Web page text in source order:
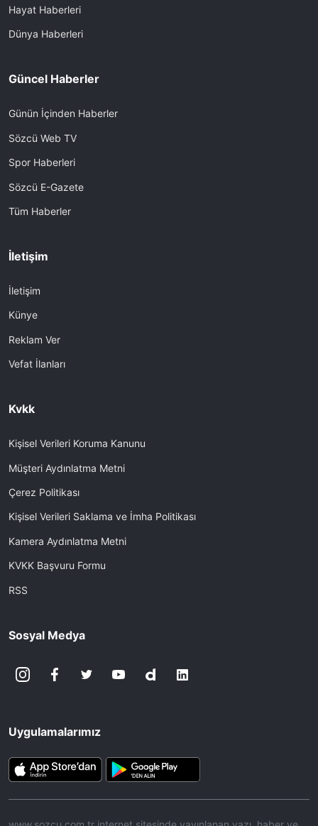
Hayat Haberleri
Dünya Haberleri
Güncel Haberler
Günün İçinden Haberler
Sözcü Web TV
Spor Haberleri
Sözcü E-Gazete
Tüm Haberler
İletişim
İletişim
Künye
Reklam Ver
Vefat İlanları
Kvkk
Kişisel Verileri Koruma Kanunu
Müşteri Aydınlatma Metni
Çerez Politikası
Kişisel Verileri Saklama ve İmha Politikası
Kamera Aydınlatma Metni
KVKK Başvuru Formu
RSS
Sosyal Medya
Uygulamalarımız